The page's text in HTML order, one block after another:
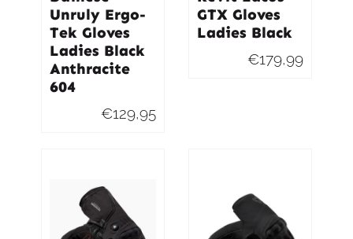
Unruly Ergo-
Tek Gloves
Ladies Black
Anthracite
604
€129,95
GTX Gloves
Ladies Black
€179,99